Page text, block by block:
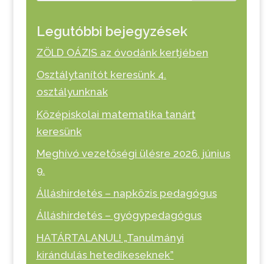
Legutóbbi bejegyzések
ZÖLD OÁZIS az óvodánk kertjében
Osztálytanítót keresünk 4.
osztályunknak
Középiskolai matematika tanárt
keresünk
Meghívó vezetőségi ülésre 2026. június
9.
Álláshirdetés – napközis pedagógus
Álláshirdetés – gyógypedagógus
HATÁRTALANUL! „Tanulmányi
kirándulás hetedikeseknek”